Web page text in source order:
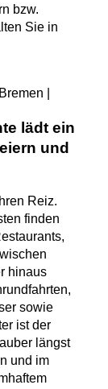
bzw.
Sie in
lädt ein
und
Reiz.
finden
hinaus
sowie
ist der
längst
und im